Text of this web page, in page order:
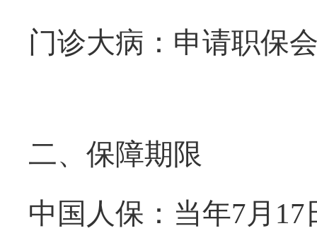
门诊大病： 申请职保
二、保障期限
中国人保：当年7月 17